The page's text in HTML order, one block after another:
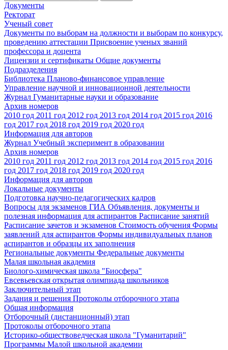
Документы
Ректорат
Ученый совет
Документы по выборам на должности и выборам по конкурсу,
проведению аттестации Присвоение ученых званий
профессора и доцента
Лицензии и сертификаты Общие документы
Подразделения
Библиотека Планово-финансовое управление
Управление научной и инновационной деятельности
Журнал Гуманитарные науки и образование
Архив номеров
2010 год 2011 год 2012 год 2013 год 2014 год 2015 год 2016
год 2017 год 2018 год 2019 год 2020 год
Информация для авторов
Журнал Учебный эксперимент в образовании
Архив номеров
2010 год 2011 год 2012 год 2013 год 2014 год 2015 год 2016
год 2017 год 2018 год 2019 год 2020 год
Информация для авторов
Локальные документы
Подготовка научно-педагогических кадров
Вопросы для экзаменов ГИА Объявления, документы и
полезная информация для аспирантов Расписание занятий
Расписание зачетов и экзаменов Стоимость обучения Формы
заявлений для аспирантов Формы индивидуальных планов
аспирантов и образцы их заполнения
Региональные документы Федеральные документы
Малая школьная академия
Биолого-химическая школа "Биосфера"
Евсевьевская открытая олимпиада школьников
Заключительный этап
Задания и решения Протоколы отборочного этапа
Общая информация
Отборочный (дистанционный) этап
Протоколы отборочного этапа
Историко-обществоведческая школа "Гуманитарий"
Программы Малой школьной академии